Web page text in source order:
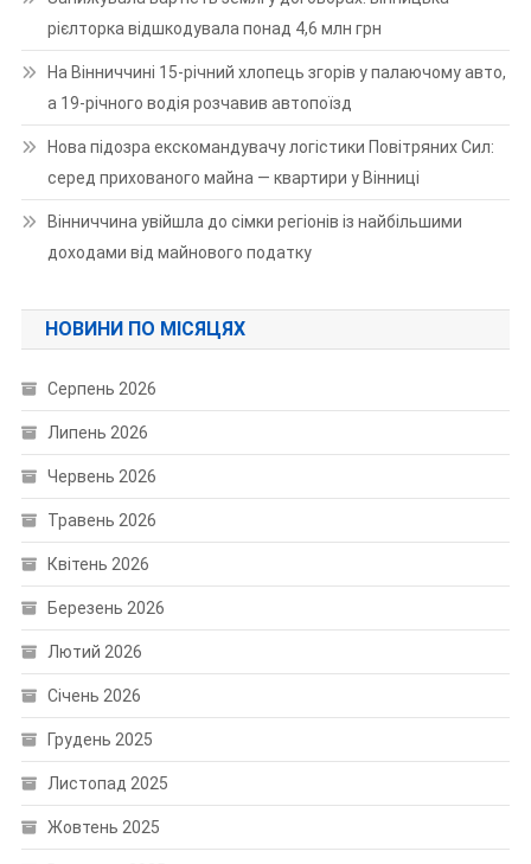
рієлторка відшкодувала понад 4,6 млн грн
На Вінниччині 15-річний хлопець згорів у палаючому авто,
а 19-річного водія розчавив автопоїзд
Нова підозра екскомандувачу логістики Повітряних Сил:
серед прихованого майна — квартири у Вінниці
Вінниччина увійшла до сімки регіонів із найбільшими
доходами від майнового податку
НОВИНИ ПО МІСЯЦЯХ
Серпень 2026
Липень 2026
Червень 2026
Травень 2026
Квітень 2026
Березень 2026
Лютий 2026
Січень 2026
Грудень 2025
Листопад 2025
Жовтень 2025